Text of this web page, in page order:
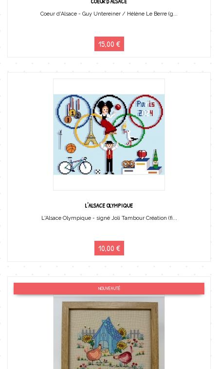
Coeur d'Alsace - Guy Untereiner / Hélène Le Berre (g...
15,00 €
L'ALSACE OLYMPIQUE
L'Alsace Olympique - signé Joli Tambour Création (fi...
10,00 €
NOUVEAUTÉ